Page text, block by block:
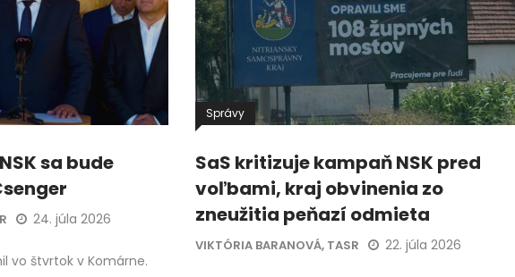
sa bude
24. júla 2026
vo štvrtok v Komárne.
Správy
SaS kritizuje kampaň NSK pred
voľbami, kraj obvinenia zo
zneužitia peňazí odmieta
VIKTÓRIA BARANOVÁ, TASR 22. júla 2026